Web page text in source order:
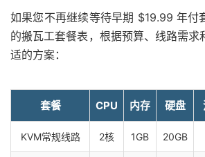
如果您不再继续等待早期 $19.99 年付
的搬瓦工套餐表，根据预算、线路需求
适的方案：
套餐 CPU 内存 硬盘
KVM常规线路 2核 1GB 20GB